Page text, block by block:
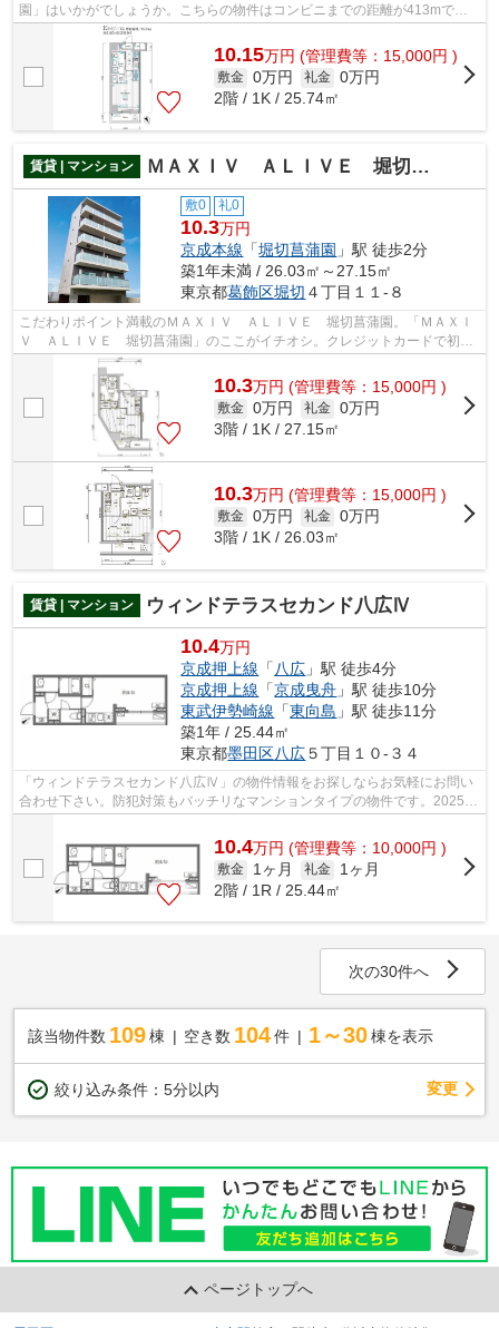
園」はいかがでしょうか。こちらの物件はコンビニまでの距離が413mで
す。共用部には敷地内ごみ置き場・エレベー...
10.15万円 (管理費等：15,000円 )
敷金 0万円 礼金 0万円
2階 / 1K / 25.74㎡
賃貸 | マンション ＭＡＸＩＶ ＡＬＩＶＥ 堀切菖蒲園
敷0 礼0
10.3万円
京成本線 「堀切菖蒲園 」駅 徒歩2分
築1年未満 / 26.03㎡～27.15㎡
東京都葛飾区堀切 ４丁目１１-８
こだわりポイント満載のＭＡＸＩＶ ＡＬＩＶＥ 堀切菖蒲園。「ＭＡＸＩ
Ｖ ＡＬＩＶＥ 堀切菖蒲園」のここがイチオシ。クレジットカードで初期
費用がお支払いいただけるので、決済...
10.3万円 (管理費等：15,000円 )
敷金 0万円 礼金 0万円
3階 / 1K / 27.15㎡
10.3万円 (管理費等：15,000円 )
敷金 0万円 礼金 0万円
3階 / 1K / 26.03㎡
賃貸 | マンション ウィンドテラスセカンド八広Ⅳ
10.4万円
京成押上線 「八広 」駅 徒歩4分
京成押上線 「京成曳舟 」駅 徒歩10分
東武伊勢崎線 「東向島 」駅 徒歩11分
築1年 / 25.44㎡
東京都墨田区八広５丁目１０-３４
「ウィンドテラスセカンド八広Ⅳ」の物件情報をお探しならお気軽にお問い
合わせ下さい。防犯対策もバッチリなマンションタイプの物件です。2025年
10.4万円 (管理費等：10,000円 )
敷金 1ヶ月 礼金
1ヶ月
2階 / 1R / 25.44㎡
次の30件へ
該当物件数 109棟 空き数 104 件 1～30 棟を表示
絞り込み条件： 5分以内 変更
ページトップへ